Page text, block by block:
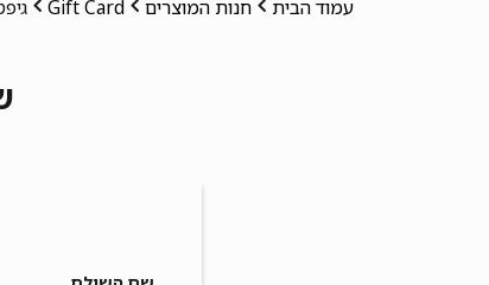
עמוד הבית חנות המוצרים Gift Card